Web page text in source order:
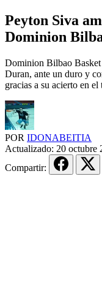
Peyton Siva
Dominion
Dominion Bilbao Basket
Duran, ante un duro y
gracias a su acierto en
POR IDONABEITIA
Actualizado: 20 octubre
Compartir: